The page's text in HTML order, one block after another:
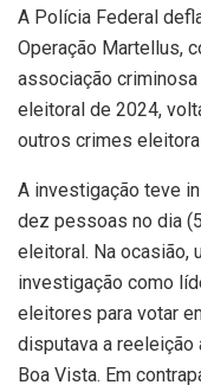
A Polícia Federal
Operação Martellus,
associação
eleitoral de 2024,
outros crimes
A investigação teve
dez pessoas no dia
eleitoral. Na ocasião,
investigação como
eleitores para votar
disputava a reeleição
Boa Vista. Em